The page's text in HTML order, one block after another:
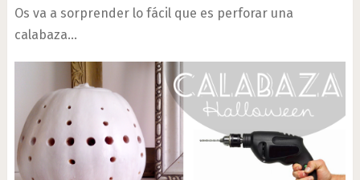
Os va a sorprender lo fácil que es perforar una
calabaza…